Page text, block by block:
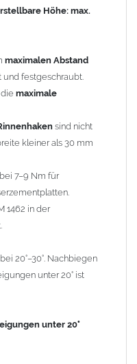
jeden Fall zu einer
DIN 18461
105 mm / Zuschnitt
werden!
wurde früher
kein Verschnitt entstand.
geteilt werden konnte,
das Zinkblech
durch 8 Stück (8-tlg.)
Höhe: max.
maximalen Abstand
festgeschraubt.
maximale
sind nicht
kleiner als 30 mm
7–9 Nm für
1462 in der
20°–30°. Nachbiegen
unter 20° ist
unter 20°